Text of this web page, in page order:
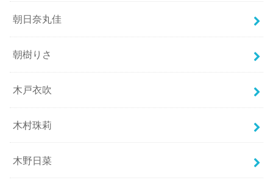
朝日奈丸佳
朝樹りさ
木戸衣吹
木村珠莉
木野日菜